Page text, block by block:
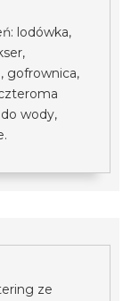
lodówka,
gofrownica,
wody,
ze